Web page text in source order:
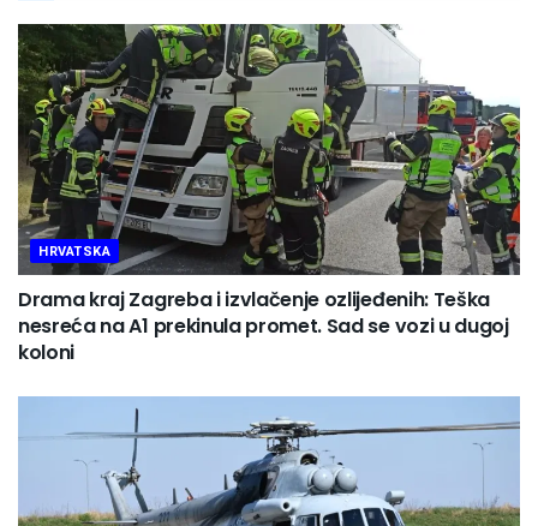
HRVATSKA
Drama kraj Zagreba i izvlačenje ozlijeđenih: Teška
nesreća na A1 prekinula promet. Sad se vozi u dugoj
koloni